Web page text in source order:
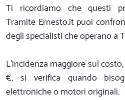
Ti ricordiamo che questi
Tramite Ernesto.it puoi
degli specialisti che operano a
L'incidenza maggiore sul
€, si verifica quando
elettroniche o motori originali.